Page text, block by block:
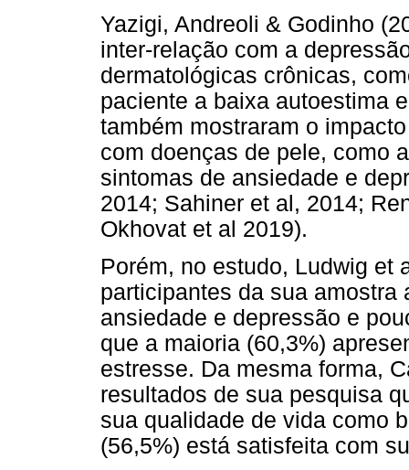
Yazigi, Andreoli & Godinho
inter-relação com a
dermatológicas crônicas,
paciente a baixa autoestima
também mostraram o
com doenças de pele, como
sintomas de ansiedade e
2014; Sahiner et al, 2014;
Okhovat et al 2019).
Porém, no estudo, Ludwig et
participantes da sua
ansiedade e depressão e
que a maioria (60,3%)
estresse. Da mesma forma,
resultados de sua pesquisa
sua qualidade de vida como
(56,5%) está satisfeita com